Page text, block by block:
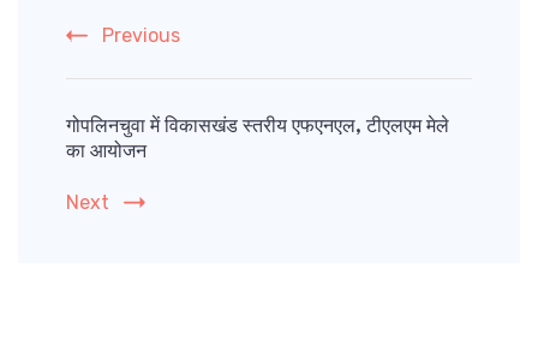
Previous
गोपलिनचुवा में विकासखंड स्तरीय एफएनएल, टीएलएम मेले
का आयोजन
Next